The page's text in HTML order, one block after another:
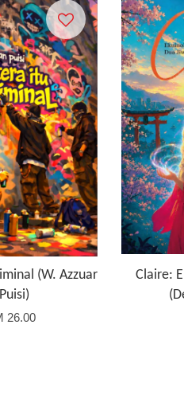
(W. Azzuar
26.00
Claire: